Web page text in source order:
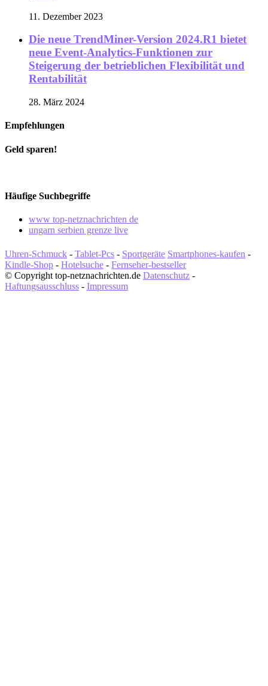
11. Dezember 2023
Die neue TrendMiner-Version 2024.R1 bietet
neue Event-Analytics-Funktionen zur
Steigerung der betrieblichen Flexibilität und
Rentabilität
28. März 2024
Empfehlungen
Geld sparen!
Häufige Suchbegriffe
www top-netznachrichten de
ungarn serbien grenze live
Uhren-Schmuck - Tablet-Pcs - Sportgeräte Smartphones-kaufen -
Kindle-Shop - Hotelsuche - Fernseher-bestseller
© Copyright top-netznachrichten.de Datenschutz -
Haftungsausschluss - Impressum